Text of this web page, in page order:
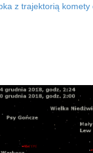
z trajektorią komety